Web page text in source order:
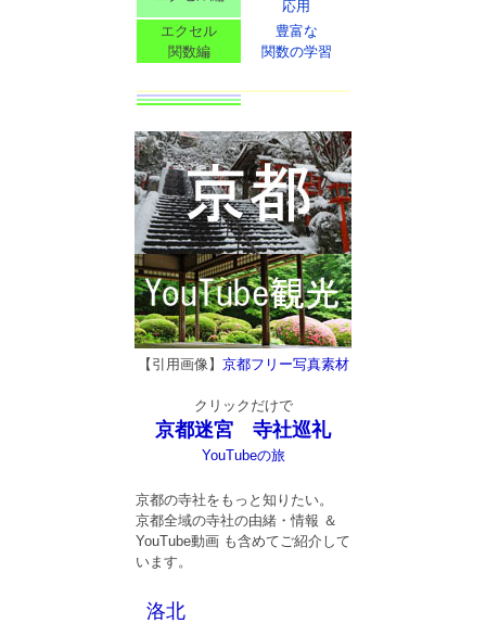
応用
エクセル
関数編
豊富な
関数の学習
【引用画像】 京都フリー写真素材
クリックだけで
京都迷宮 寺社巡礼
YouTubeの旅
京都の寺社をもっと知りたい。
京都全域の寺社の由緒・情報 ＆
YouTube動画 も含めてご紹介して
います。
洛北